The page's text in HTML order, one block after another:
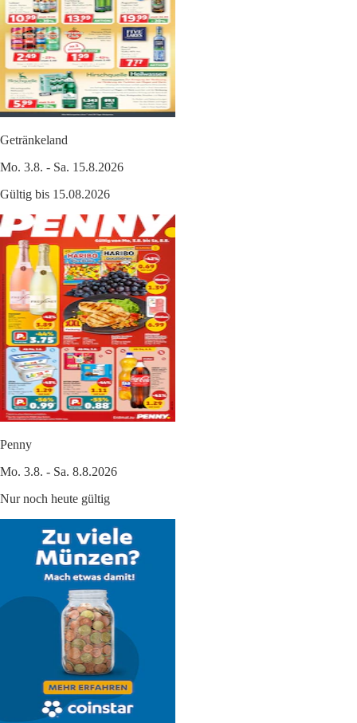
Getränkeland
Mo. 3.8. - Sa. 15.8.2026
Gültig bis 15.08.2026
Penny
Mo. 3.8. - Sa. 8.8.2026
Nur noch heute gültig